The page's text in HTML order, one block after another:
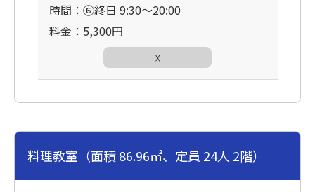
時間：⑥終日 9:30〜20:00
料金：5,300円
☓
料理教室（面積 86.96㎡、定員 24人 2階）